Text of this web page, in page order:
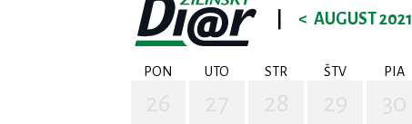
< AUGUST 2021
PON UTO STR ŠTV PIA